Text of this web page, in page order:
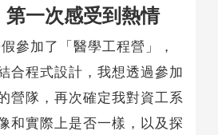
第一次感受到熱情
參加了「醫學工程營」，
合程式設計，我想透過參加
營隊，再次確定我對資工系
和實際上是否一樣，以及探